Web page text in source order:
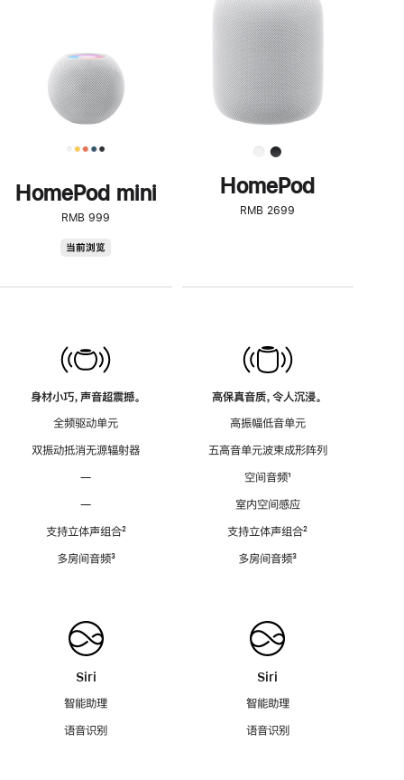
HomePod mini
RMB 999
当前浏览
身材小巧，声音超震撼。
全频驱动单元
双振动抵消无源辐射器
—
—
支持立体声组合脚
²
多房间音频脚
³
Siri
智能助理
语音识别
了
解
HomePod<
HomePod
RMB 2699
高保真音质，令人沉浸。
高振幅低音单元
五高音单元波束成形阵列
空间音频脚
¹
室内空间感应
支持立体声组合脚
²
多房间音频脚
³
Siri
智能助理
语音识别